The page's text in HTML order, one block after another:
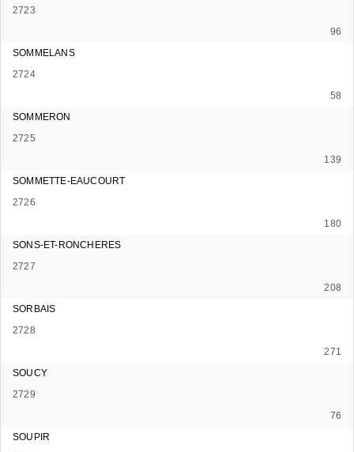
2723
96
SOMMELANS
2724
58
SOMMERON
2725
139
SOMMETTE-EAUCOURT
2726
180
SONS-ET-RONCHERES
2727
208
SORBAIS
2728
271
SOUCY
2729
76
SOUPIR